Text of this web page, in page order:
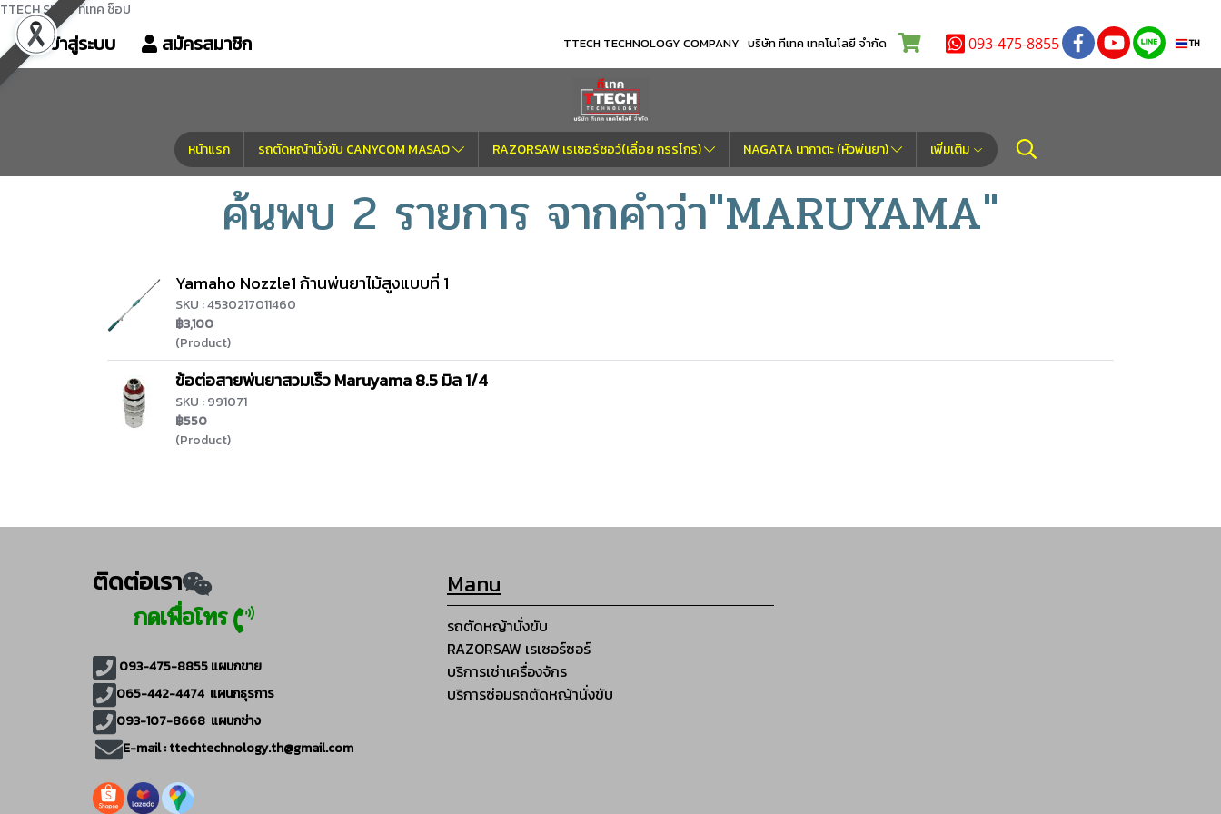
TTECH SHOP ทีเทค ช็อป
เข้าสู่ระบบ สมัครสมาชิก TTECH TECHNOLOGY COMPANY บริษัท ทีเทค เทคโนโลยี จำกัด 093-475-8855 TH
หน้าแรก รถตัดหญ้านั่งขับ CANYCOM MASAO RAZORSAW เรเซอร์ซอว์(เลื่อย กรรไกร) NAGATA นากาตะ (หัวพ่นยา) เพิ่มเติม
ค้นพบ 2 รายการ จากคำว่า"MARUYAMA"
Yamaho Nozzle1 ก้านพ่นยาไม้สูงแบบที่ 1
SKU : 4530217011460
฿3,100
(Product)
ข้อต่อสายพ่นยาสวมเร็ว Maruyama 8.5 มิล 1/4
SKU : 991071
฿550
(Product)
ติดต่อเรา
กดเพื่อโทร
093-475-8855แผนกขาย
065-442-4474 แผนกธุรการ
093-107-8668 แผนกช่าง
E-mail :ttechtechnology.th@gmail.com
Manu
รถตัดหญ้านั่งขับ
RAZORSAW เรเซอร์ซอร์
บริการเช่าเครื่องจักร
บริการซ่อมรถตัดหญ้านั่งขับ